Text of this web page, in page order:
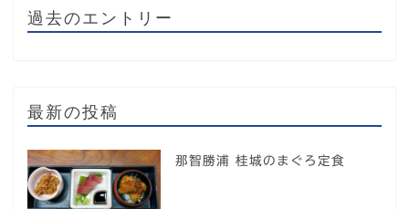
過去のエントリー
最新の投稿
那智勝浦 桂城のまぐろ定食